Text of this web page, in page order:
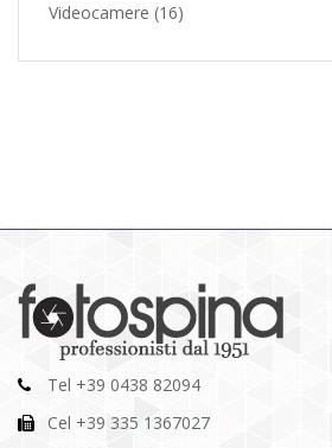
Videocamere (16)
Tel +39 0438 82094
Cel +39 335 1367027